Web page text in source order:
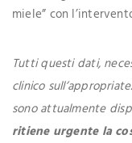
miele” con
Tutti questi dati,
clinico
sono attualmente
ritiene urgente la